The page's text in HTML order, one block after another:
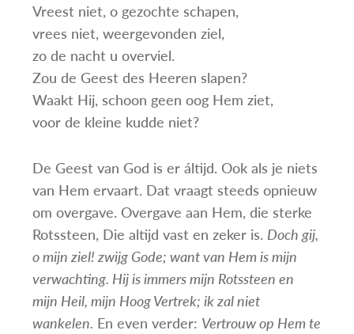
Vreest niet, o gezochte schapen,
vrees niet, weergevonden ziel,
zo de nacht u overviel.
Zou de Geest des Heeren slapen?
Waakt Hij, schoon geen oog Hem ziet,
voor de kleine kudde niet?
De Geest van God is er áltijd. Ook als je niets
van Hem ervaart. Dat vraagt steeds opnieuw
om overgave. Overgave aan Hem, die sterke
Rotssteen, Die altijd vast en zeker is. Doch gij,
o mijn ziel! zwijg Gode; want van Hem is mijn
verwachting. Hij is immers mijn Rotssteen en
mijn Heil, mijn Hoog Vertrek; ik zal niet
wankelen. En even verder: Vertrouw op Hem te